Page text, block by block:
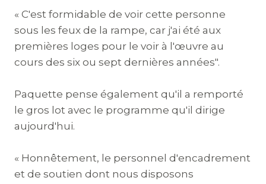
« C'est formidable de voir cette personne
sous les feux de la rampe, car j'ai été aux
premières loges pour le voir à l'œuvre au
cours des six ou sept dernières années".
Paquette pense également qu'il a remporté
le gros lot avec le programme qu'il dirige
aujourd'hui.
« Honnêtement, le personnel d'encadrement
et de soutien dont nous disposons